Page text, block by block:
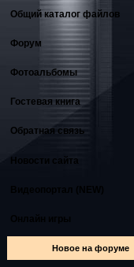
Общий каталог файлов
Форум
Фотоальбомы
Гостевая книга
Обратная связь
Новости сайта
Новое на форуме